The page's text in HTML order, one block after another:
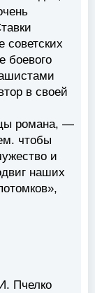
советских
боевого
в своей
романа, —
чтобы
и
наших
Пчелко